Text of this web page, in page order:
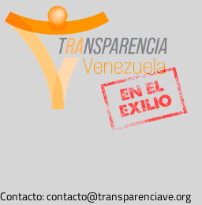
Contacto:contacto@transparenciave.org